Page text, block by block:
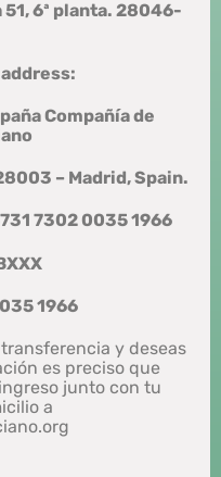
6ª planta. 28046-
Compañía de
– Madrid, Spain.
7302 0035 1966
1966
y deseas
es preciso que
junto con tu
a